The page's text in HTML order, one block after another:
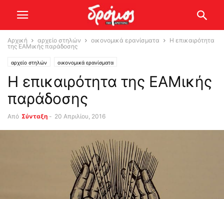
Αρχική αρχείο στηλών οικονομικά ερανίσματα
Η επικαιρότητα
της ΕΑΜικής παράδοσης
αρχείο στηλών οικονομικά ερανίσματα
Η επικαιρότητα της ΕΑΜικής
παράδοσης
Από Σύνταξη - 20 Απριλίου, 2016